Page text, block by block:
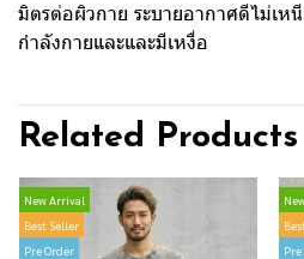
มิตรต่อผิวกาย ระบายอากาศดีไม่เ
กำลังกายและและมีเหงื่อ
Related Products
New Arrival
Best Seller
Pre Order